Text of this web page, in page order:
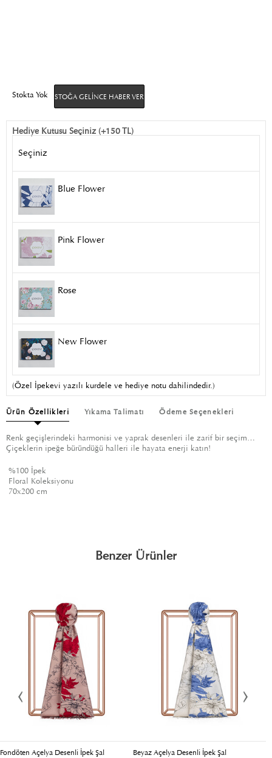
Stokta Yok STOĞA GELINCE HABER VER
Hediye Kutusu Seçiniz (+150 TL)
Seçiniz
Blue Flower
Pink Flower
Rose
New Flower
(Özel İpekevi yazılı kurdele ve hediye notu dahilindedir.)
Ürün Özellikleri Yıkama Talimatı Ödeme Seçenekleri
Renk geçişlerindeki harmonisi ve yaprak desenleri ile zarif bir seçim…
Çiçeklerin ipeğe büründüğü halleri ile hayata enerji katın!
%100 İpek
Floral Koleksiyonu
70x200 cm
Benzer Ürünler
Fondöten Açelya Desenli İpek Şal Beyaz Açelya Desenli İpek Şal